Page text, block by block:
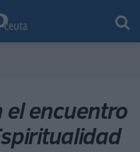
el encuentro